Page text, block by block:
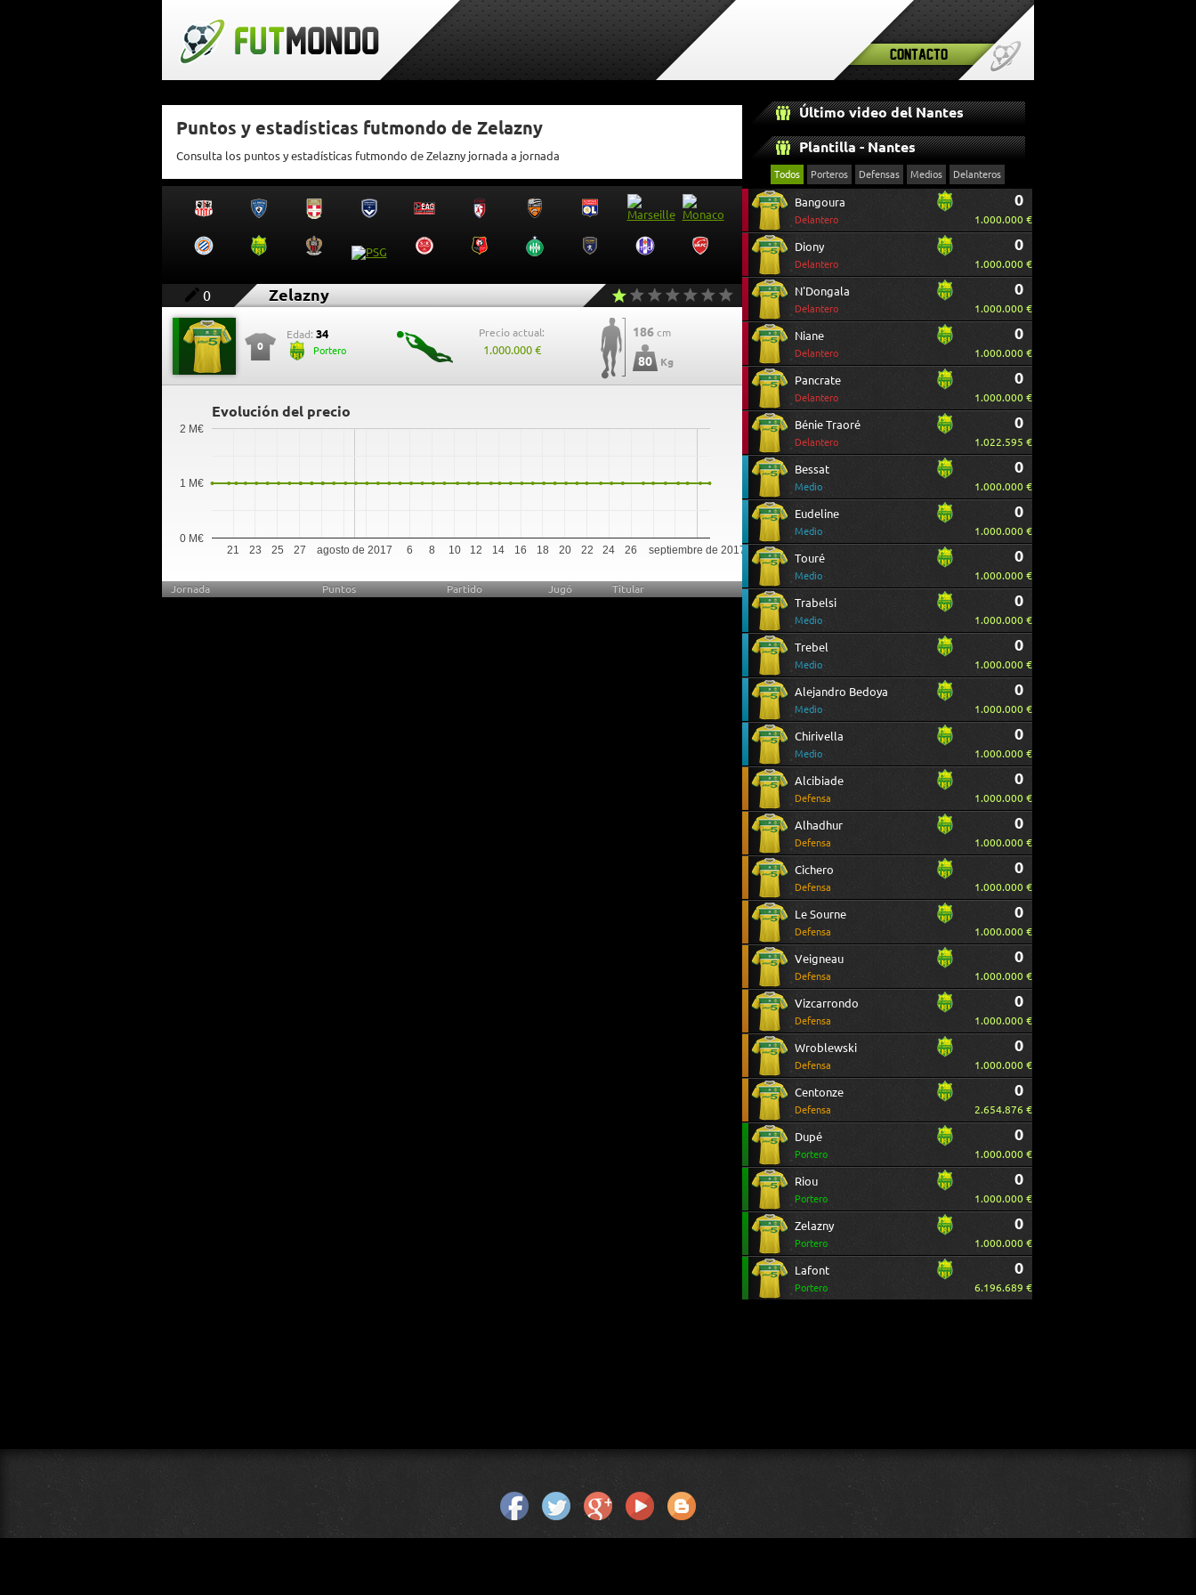
Contacto
Puntos y estadísticas futmondo de Zelazny
Consulta los puntos y estadísticas futmondo de Zelazny jornada a jornada
0 Zelazny
0
Edad: 34
Portero
Precio actual:
1.000.000 €
186 cm
80 Kg
Evolución del precio
agosto de 2017 septiembre de 2017
21 23 25 27 6 8 10 12 14 16 18 20 22 24 26
0 M€
1 M€
2 M€
Jornada Puntos Partido Jugó Titular
Último video del Nantes
Plantilla - Nantes
Todos Porteros Defensas Medios Delanteros
Bangoura
Delantero
0
1.000.000 €
Diony
Delantero
0
1.000.000 €
N'Dongala
Delantero
0
1.000.000 €
Niane
Delantero
0
1.000.000 €
Pancrate
Delantero
0
1.000.000 €
Bénie Traoré
Delantero
0
1.022.595 €
Bessat
Medio
0
1.000.000 €
Eudeline
Medio
0
1.000.000 €
Touré
Medio
0
1.000.000 €
Trabelsi
Medio
0
1.000.000 €
Trebel
Medio
0
1.000.000 €
Alejandro Bedoya
Medio
0
1.000.000 €
Chirivella
Medio
0
1.000.000 €
Alcibiade
Defensa
0
1.000.000 €
Alhadhur
Defensa
0
1.000.000 €
Cichero
Defensa
0
1.000.000 €
Le Sourne
Defensa
0
1.000.000 €
Veigneau
Defensa
0
1.000.000 €
Vizcarrondo
Defensa
0
1.000.000 €
Wroblewski
Defensa
0
1.000.000 €
Centonze
Defensa
0
2.654.876 €
Dupé
Portero
0
1.000.000 €
Riou
Portero
0
1.000.000 €
Zelazny
Portero
0
1.000.000 €
Lafont
Portero
0
6.196.689 €